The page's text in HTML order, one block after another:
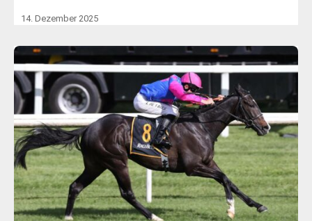
14. Dezember 2025